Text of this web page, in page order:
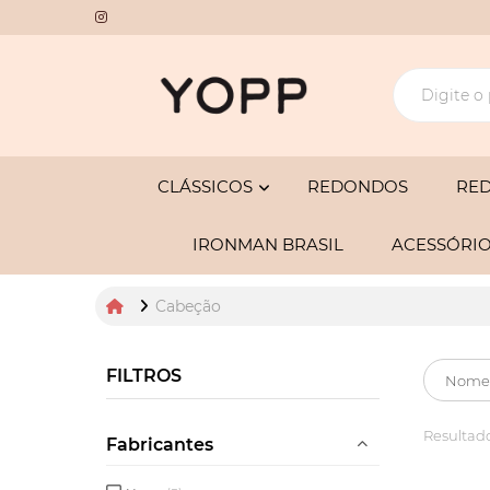
CLÁSSICOS REDONDOS
IRONMAN BRASIL
Cabeção
FILTROS
Fabricantes